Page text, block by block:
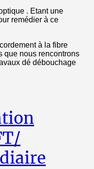
. Etant une
remédier à ce
à la fibre
que nous rencontrons
dé débouchage